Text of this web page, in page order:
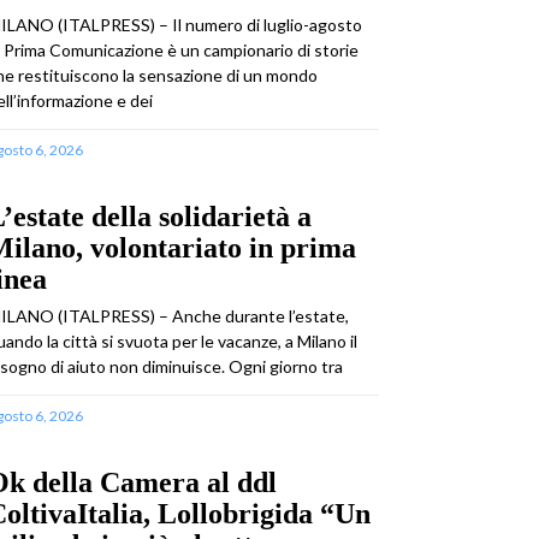
(ITALPRESS) – Il numero di luglio-agosto
Prima Comunicazione è un campionario di storie
restituiscono la sensazione di un mondo
e dei
6, 2026
della solidarietà a
volontariato in prima
(ITALPRESS) – Anche durante l’estate,
la città si svuota per le vacanze, a Milano il
di aiuto non diminuisce. Ogni giorno tra
6, 2026
della Camera al ddl
Lollobrigida “Un